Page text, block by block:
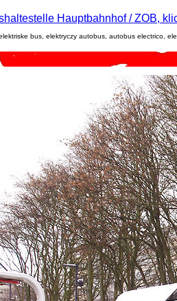
Hauptbahnhof / ZOB,
bus, elektryczy autobus, autobus electrico,